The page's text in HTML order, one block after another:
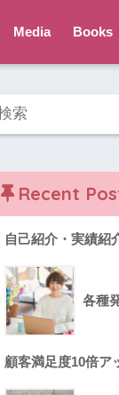
Media Books
Recent
自己紹介・実績紹
各種
顧客満足度10倍ア